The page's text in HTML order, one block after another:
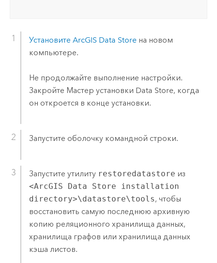
Установите ArcGIS Data Storeна новом
компьютере.
Не продолжайте выполнение настройки.
Закройте Мастер установки Data Store, когда
он откроется в конце установки.
Запустите оболочку командной строки.
Запустите утилиту restoredatastore из
<ArcGIS Data Store installation
directory>\datastore\tools, чтобы
восстановить самую последнюю архивную
копию реляционного хранилища данных,
хранилища графов или хранилища данных
кэша листов.